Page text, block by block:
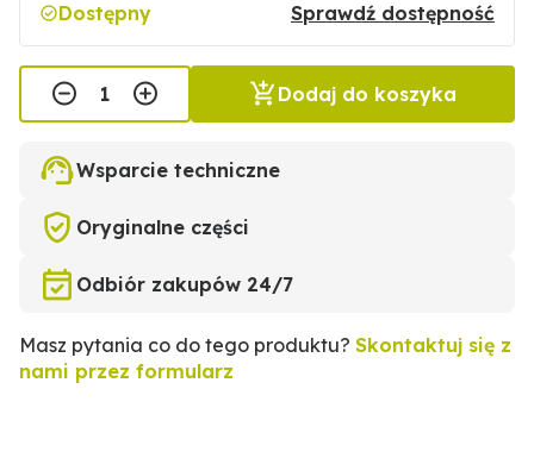
Dostępny Sprawdź dostępność
Dodaj do koszyka
Wsparcie techniczne
Oryginalne części
Odbiór zakupów 24/7
Masz pytania co do tego produktu? Skontaktuj się z
nami przez formularz